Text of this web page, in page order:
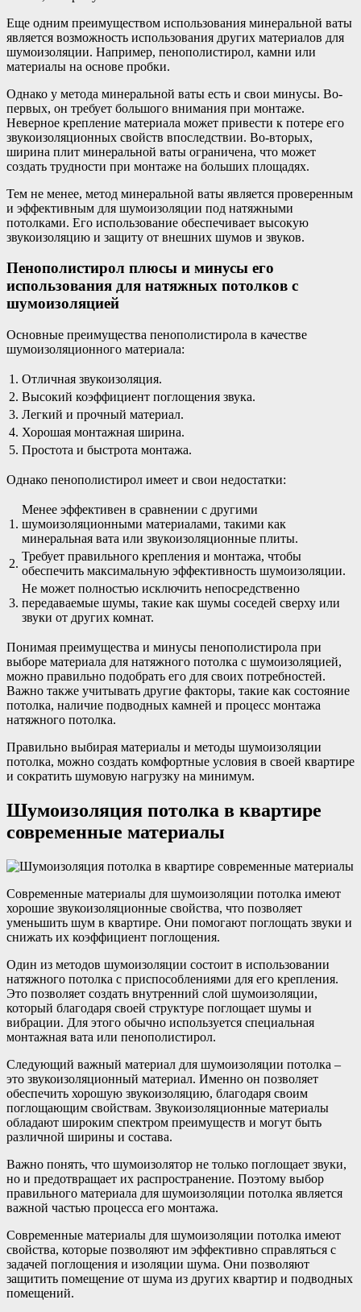
Еще одним преимуществом использования минеральной ваты
является возможность использования других материалов для
шумоизоляции. Например, пенополистирол, камни или
материалы на основе пробки.
Однако у метода минеральной ваты есть и свои минусы. Во-
первых, он требует большого внимания при монтаже.
Неверное крепление материала может привести к потере его
звукоизоляционных свойств впоследствии. Во-вторых,
ширина плит минеральной ваты ограничена, что может
создать трудности при монтаже на больших площадях.
Тем не менее, метод минеральной ваты является проверенным
и эффективным для шумоизоляции под натяжными
потолками. Его использование обеспечивает высокую
звукоизоляцию и защиту от внешних шумов и звуков.
Пенополистирол плюсы и минусы его
использования для натяжных потолков с
шумоизоляцией
Основные преимущества пенополистирола в качестве
шумоизоляционного материала:
1. Отличная звукоизоляция.
2. Высокий коэффициент поглощения звука.
3. Легкий и прочный материал.
4. Хорошая монтажная ширина.
5. Простота и быстрота монтажа.
Однако пенополистирол имеет и свои недостатки:
1.
Менее эффективен в сравнении с другими
шумоизоляционными материалами, такими как
минеральная вата или звукоизоляционные плиты.
2.
Требует правильного крепления и монтажа, чтобы
обеспечить максимальную эффективность шумоизоляции.
3.
Не может полностью исключить непосредственно
передаваемые шумы, такие как шумы соседей сверху или
звуки от других комнат.
Понимая преимущества и минусы пенополистирола при
выборе материала для натяжного потолка с шумоизоляцией,
можно правильно подобрать его для своих потребностей.
Важно также учитывать другие факторы, такие как состояние
потолка, наличие подводных камней и процесс монтажа
натяжного потолка.
Правильно выбирая материалы и методы шумоизоляции
потолка, можно создать комфортные условия в своей квартире
и сократить шумовую нагрузку на минимум.
Шумоизоляция потолка в квартире
современные материалы
Современные материалы для шумоизоляции потолка имеют
хорошие звукоизоляционные свойства, что позволяет
уменьшить шум в квартире. Они помогают поглощать звуки и
снижать их коэффициент поглощения.
Один из методов шумоизоляции состоит в использовании
натяжного потолка с приспособлениями для его крепления.
Это позволяет создать внутренний слой шумоизоляции,
который благодаря своей структуре поглощает шумы и
вибрации. Для этого обычно используется специальная
монтажная вата или пенополистирол.
Следующий важный материал для шумоизоляции потолка –
это звукоизоляционный материал. Именно он позволяет
обеспечить хорошую звукоизоляцию, благодаря своим
поглощающим свойствам. Звукоизоляционные материалы
обладают широким спектром преимуществ и могут быть
различной ширины и состава.
Важно понять, что шумоизолятор не только поглощает звуки,
но и предотвращает их распространение. Поэтому выбор
правильного материала для шумоизоляции потолка является
важной частью процесса его монтажа.
Современные материалы для шумоизоляции потолка имеют
свойства, которые позволяют им эффективно справляться с
задачей поглощения и изоляции шума. Они позволяют
защитить помещение от шума из других квартир и подводных
помещений.